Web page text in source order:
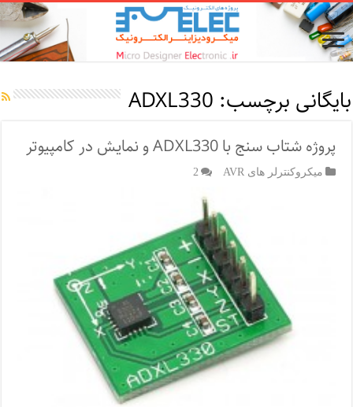
بایگانی برچسب: ADXL330
پروژه شتاب سنج با ADXL330 و نمایش در کامپیوتر
میکروکنترلر های AVR 2